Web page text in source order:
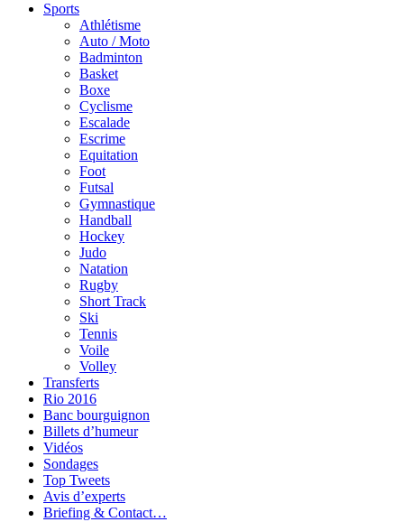
Sports
Athlétisme
Auto / Moto
Badminton
Basket
Boxe
Cyclisme
Escalade
Escrime
Equitation
Foot
Futsal
Gymnastique
Handball
Hockey
Judo
Natation
Rugby
Short Track
Ski
Tennis
Voile
Volley
Transferts
Rio 2016
Banc bourguignon
Billets d’humeur
Vidéos
Sondages
Top Tweets
Avis d’experts
Briefing & Contact…